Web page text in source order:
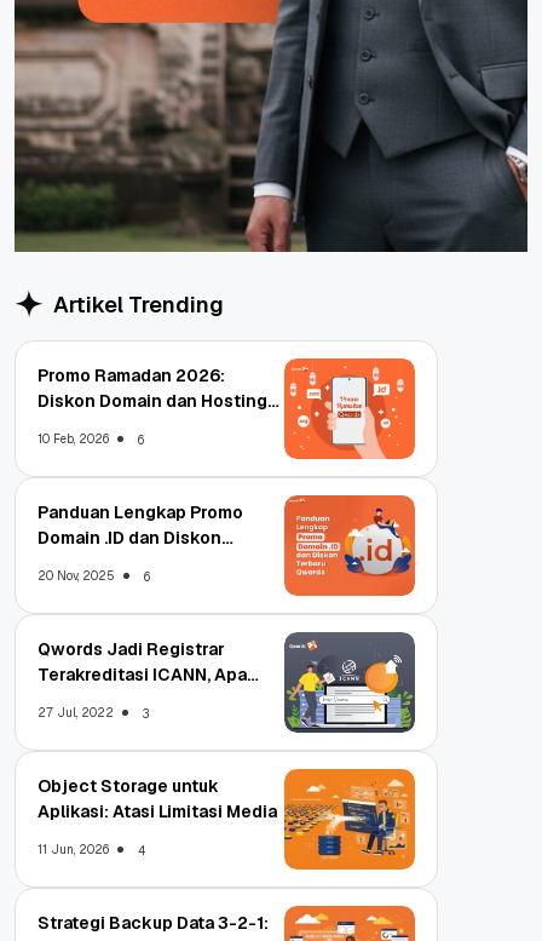
Artikel Trending
Promo Ramadan 2026:
Diskon Domain dan Hosting
10 Feb, 2026 6
Panduan Lengkap Promo
Domain .ID dan Diskon
20 Nov, 2025 6
Qwords Jadi Registrar
Terakreditasi ICANN, Apa
27 Jul, 2022 3
Object Storage untuk
Aplikasi: Atasi Limitasi Media
11 Jun, 2026 4
Strategi Backup Data 3-2-1: